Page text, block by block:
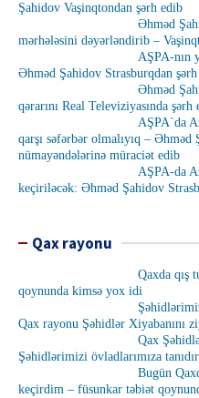
Şahidov Vaşinqtondan şərh edib
Əhməd
mərhələsini dəyərləndirib –
AŞPA-nın
Əhməd Şahidov Strasburqdan
Əhməd
qərarını Real Televiziyasında şərh
AŞPA`da
qarşı səfərbər olmalıyıq –
nümayəndələrinə müraciət edib
AŞPA-da
keçiriləcək: Əhməd Şahidov
Qax rayonu
Qaxda qış
qoynunda kimsə yox idi
Qax rayonu Şəhidlər Xiyabanını
Qax
Şəhidlərimizi övladlarımıza
Bugün
keçirdim – füsunkar təbiət